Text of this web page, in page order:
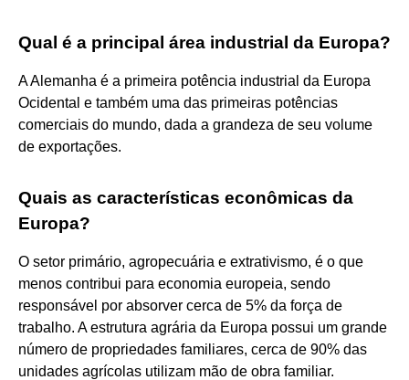
Qual é a principal área industrial da Europa?
A Alemanha é a primeira potência industrial da Europa
Ocidental e também uma das primeiras potências
comerciais do mundo, dada a grandeza de seu volume
de exportações.
Quais as características econômicas da
Europa?
O setor primário, agropecuária e extrativismo, é o que
menos contribui para economia europeia, sendo
responsável por absorver cerca de 5% da força de
trabalho. A estrutura agrária da Europa possui um grande
número de propriedades familiares, cerca de 90% das
unidades agrícolas utilizam mão de obra familiar.